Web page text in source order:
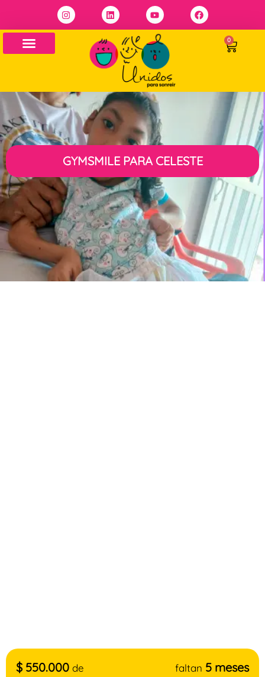
0
GYMSMILE PARA CELESTE
$ 550.000 de faltan 5 meses